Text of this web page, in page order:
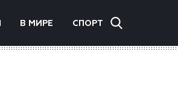
В МИРЕ СПОРТ